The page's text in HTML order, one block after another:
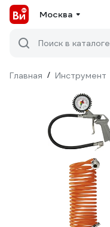
Москва
Поиск в каталоге
Главная / Инструмент